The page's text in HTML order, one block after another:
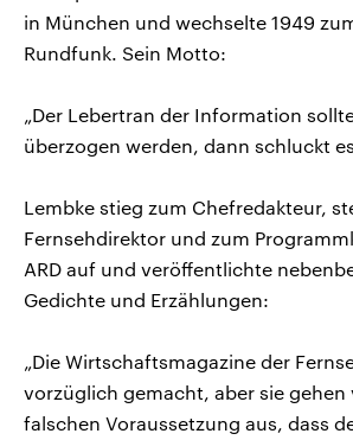
in München und wechselte 1949
Rundfunk. Sein Motto:
„Der Lebertran der Information
überzogen werden, dann schluckt
Lembke stieg zum Chefredakteur,
Fernsehdirektor und zum
ARD auf und veröffentlichte
Gedichte und Erzählungen:
„Die Wirtschaftsmagazine der
vorzüglich gemacht, aber sie gehen
falschen Voraussetzung aus, dass